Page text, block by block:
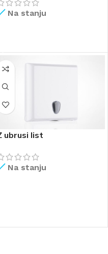
Na stanju
ubrusi list
Na stanju